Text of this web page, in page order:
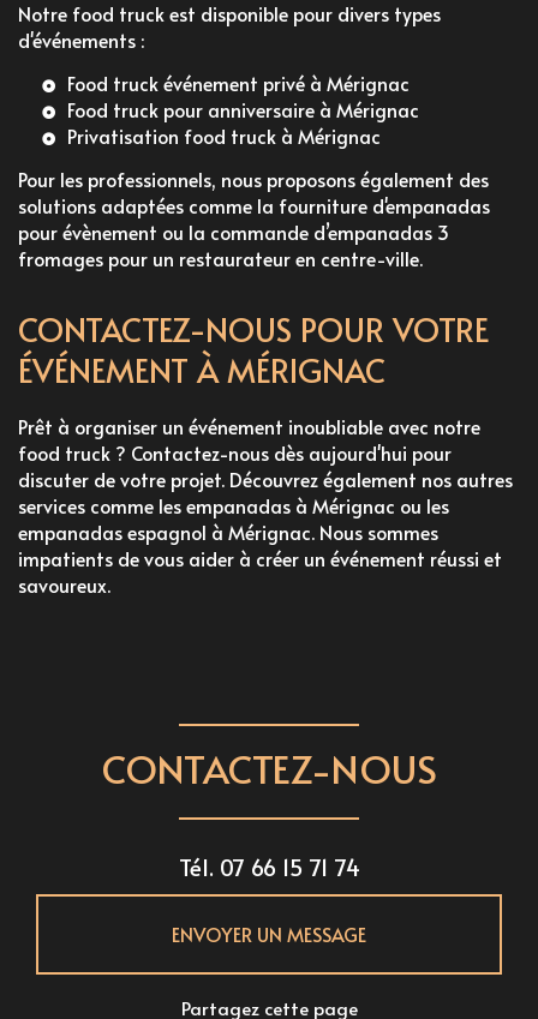
Notre food truck est disponible pour divers types
d'événements :
Food truck événement privé à Mérignac
Food truck pour anniversaire à Mérignac
Privatisation food truck à Mérignac
Pour les professionnels, nous proposons également des
solutions adaptées comme la fourniture d'empanadas
pour évènement ou la commande d’empanadas 3
fromages pour un restaurateur en centre-ville.
CONTACTEZ-NOUS POUR VOTRE
ÉVÉNEMENT À MÉRIGNAC
Prêt à organiser un événement inoubliable avec notre
food truck ? Contactez-nous dès aujourd'hui pour
discuter de votre projet. Découvrez également nos autres
services comme lesempanadas à Mérignac ou les
empanadas espagnol à Mérignac. Nous sommes
impatients de vous aider à créer un événement réussi et
savoureux.
CONTACTEZ-NOUS
Tél. 07 66 15 71 74
ENVOYER UN MESSAGE
Partagez cette page